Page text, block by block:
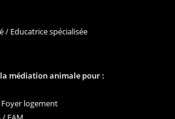
/ Educatrice spécialisée
la médiation animale pour :
Foyer logement